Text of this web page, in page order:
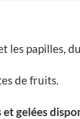
les papilles,
de fruits.
gelées